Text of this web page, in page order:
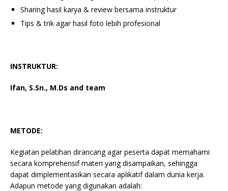
Sharing hasil karya & review bersama instruktur
Tips & trik agar hasil foto lebih profesional
INSTRUKTUR:
Ifan, S.Sn., M.Ds and team
METODE:
Kegiatan pelatihan dirancang agar peserta dapat memahami
secara komprehensif materi yang disampaikan, sehingga
dapat dimplementasikan secara aplikatif dalam dunia kerja.
Adapun metode yang digunakan adalah: